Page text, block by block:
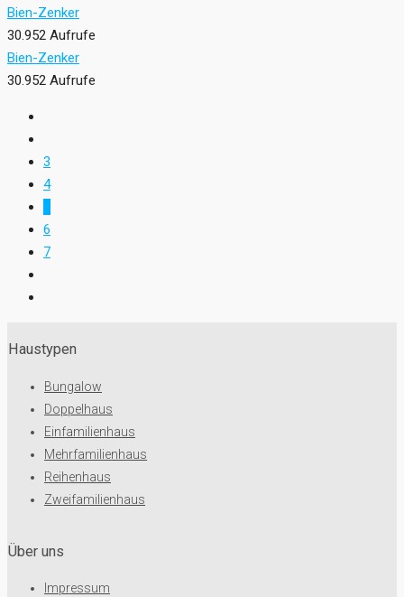
Bien-Zenker
30.952 Aufrufe
Bien-Zenker
30.952 Aufrufe
3
4
6
7
Haustypen
Bungalow
Doppelhaus
Einfamilienhaus
Mehrfamilienhaus
Reihenhaus
Zweifamilienhaus
Über uns
Impressum